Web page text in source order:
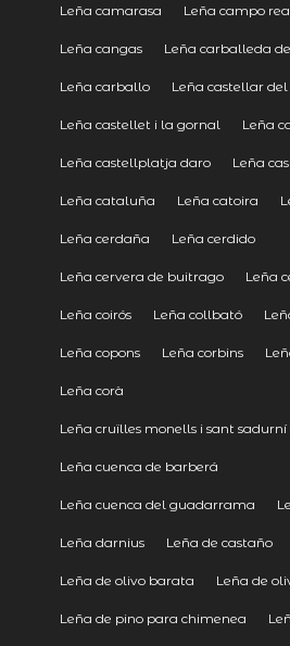
Leña camarasa Leña campo
Leña cangas Leña carballeda
Leña carballo Leña castellar del
Leña castellet i la gornal Leña
Leña castellplatja daro Leña
Leña cataluña Leña catoira
Leña cerdaña Leña cerdido
Leña cervera de buitrago Leña
Leña coirós Leña collbató
Leña copons Leña corbins
Leña corà
Leña cruïlles monells i sant
Leña cuenca de barberá
Leña cuenca del guadarrama
Leña darnius Leña de castaño
Leña de olivo barata Leña de
Leña de pino para chimenea